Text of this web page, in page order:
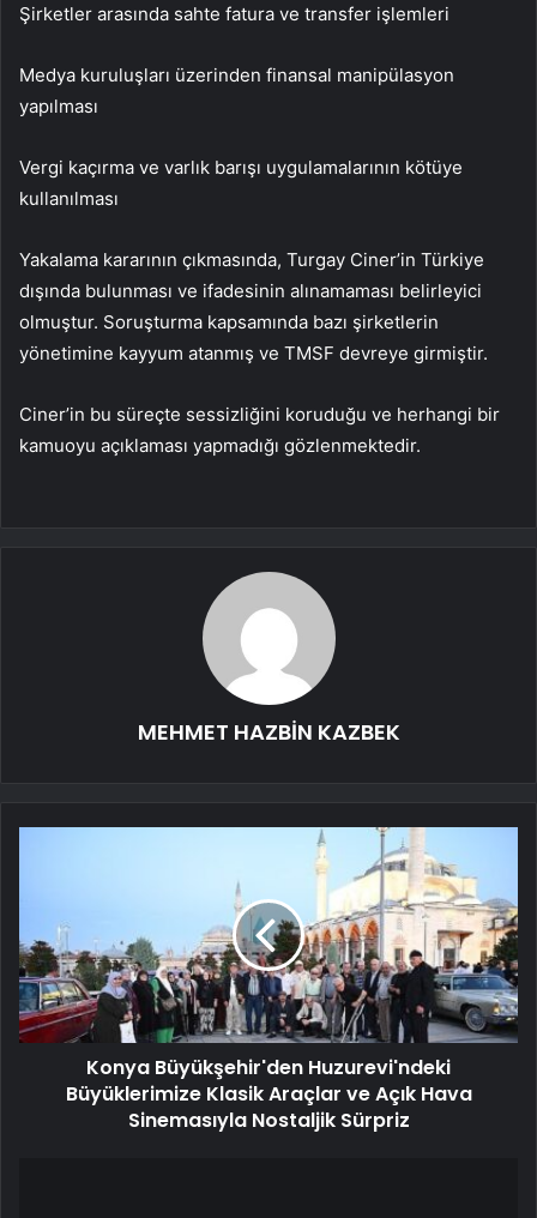
Şirketler arasında sahte fatura ve transfer işlemleri
Medya kuruluşları üzerinden finansal manipülasyon
yapılması
Vergi kaçırma ve varlık barışı uygulamalarının kötüye
kullanılması
Yakalama kararının çıkmasında, Turgay Ciner’in Türkiye
dışında bulunması ve ifadesinin alınamaması belirleyici
olmuştur. Soruşturma kapsamında bazı şirketlerin
yönetimine kayyum atanmış ve TMSF devreye girmiştir.
Ciner’in bu süreçte sessizliğini koruduğu ve herhangi bir
kamuoyu açıklaması yapmadığı gözlenmektedir.
MEHMET HAZBİN KAZBEK
Konya Büyükşehir'den Huzurevi'ndeki
Büyüklerimize Klasik Araçlar ve Açık Hava
Sinemasıyla Nostaljik Sürpriz